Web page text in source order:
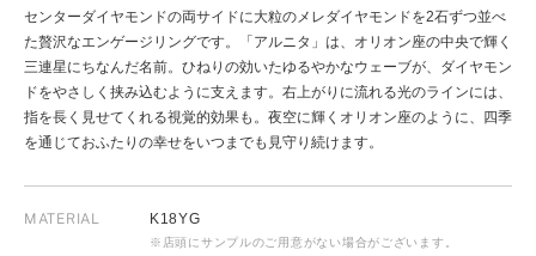
センターダイヤモンドの両サイドに大粒のメレダイヤモンドを2石ずつ並べ
た贅沢なエンゲージリングです。「アルニタ」は、オリオン座の中央で輝く
三連星にちなんだ名前。ひねりの効いたゆるやかなウェーブが、ダイヤモン
ドをやさしく挟み込むように支えます。右上がりに流れる光のラインには、
指を長く見せてくれる視覚的効果も。夜空に輝くオリオン座のように、四季
を通じておふたりの幸せをいつまでも見守り続けます。
MATERIAL K18YG
※店頭にサンプルのご用意がない場合がございます。